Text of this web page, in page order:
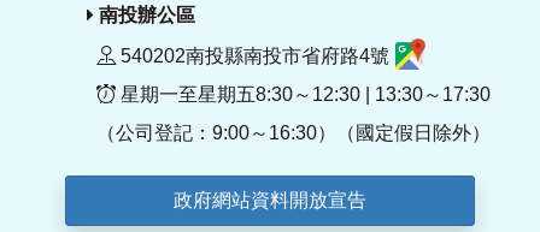
南投辦公區
540202南投縣南投市省府路4號
星期一至星期五8:30～12:30 | 13:30～17:30
（公司登記：9:00～16:30）（國定假日除外）
政府網站資料開放宣告